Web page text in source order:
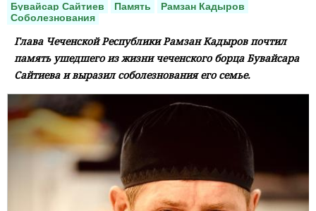
Бувайсар Сайтиев Память
Рамзан Кадыров
Соболезнования
Глава Чеченской Республики Рамзан Кадыров почтил
память ушедшего из жизни чеченского борца Бувайсара
Сайтиева и выразил соболезнования его семье.